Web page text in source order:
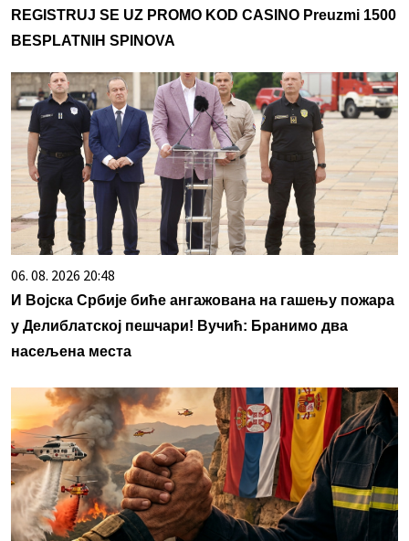
REGISTRUJ SE UZ PROMO KOD CASINO Preuzmi 1500
BESPLATNIH SPINOVA
06. 08. 2026 20:48
И Војска Србије биће ангажована на гашењу пожара
у Делиблатској пешчари! Вучић: Бранимо два
насељена места